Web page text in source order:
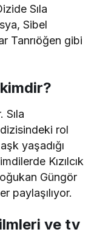
Sıla
Sibel
Tanrıöğen gibi
rol
yaşadığı
Kızılcık
Güngör
paylaşılıyor.
ve tv